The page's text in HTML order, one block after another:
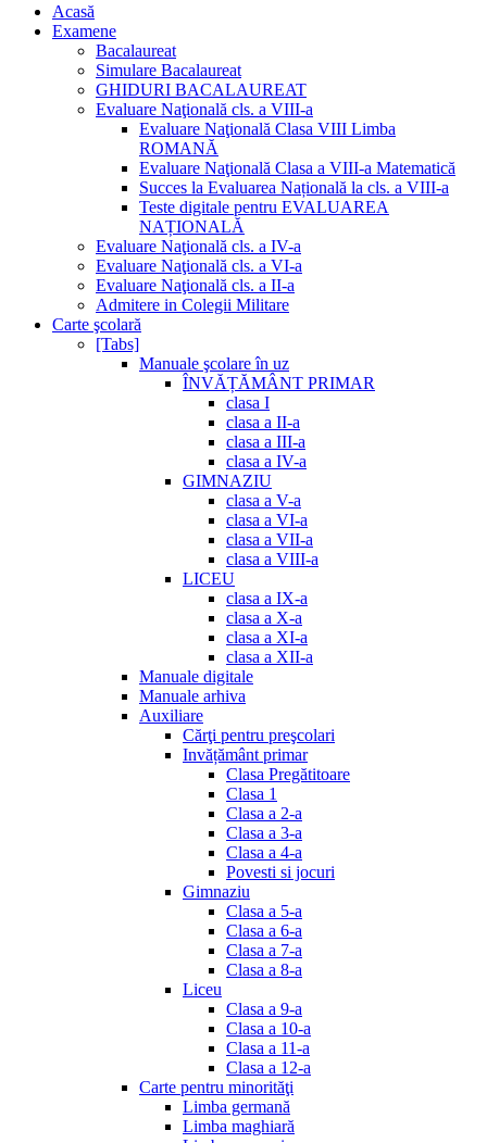
Acasă
Examene
Bacalaureat
Simulare Bacalaureat
GHIDURI BACALAUREAT
Evaluare Naţională cls. a VIII-a
Evaluare Naţională Clasa VIII Limba
ROMANĂ
Evaluare Naţională Clasa a VIII-a Matematică
Succes la Evaluarea Națională la cls. a VIII-a
Teste digitale pentru EVALUAREA
NAȚIONALĂ
Evaluare Naţională cls. a IV-a
Evaluare Naţională cls. a VI-a
Evaluare Naţională cls. a II-a
Admitere in Colegii Militare
Carte şcolară
[Tabs]
Manuale şcolare în uz
ÎNVĂȚĂMÂNT PRIMAR
clasa I
clasa a II-a
clasa a III-a
clasa a IV-a
GIMNAZIU
clasa a V-a
clasa a VI-a
clasa a VII-a
clasa a VIII-a
LICEU
clasa a IX-a
clasa a X-a
clasa a XI-a
clasa a XII-a
Manuale digitale
Manuale arhiva
Auxiliare
Cărţi pentru preşcolari
Invățământ primar
Clasa Pregătitoare
Clasa 1
Clasa a 2-a
Clasa a 3-a
Clasa a 4-a
Povesti si jocuri
Gimnaziu
Clasa a 5-a
Clasa a 6-a
Clasa a 7-a
Clasa a 8-a
Liceu
Clasa a 9-a
Clasa a 10-a
Clasa a 11-a
Clasa a 12-a
Carte pentru minorităţi
Limba germană
Limba maghiară